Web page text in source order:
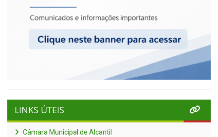
LINKS ÚTEIS
Câmara Municipal de Alcantil